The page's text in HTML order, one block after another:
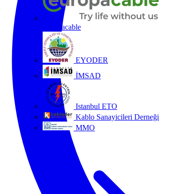
Europacable
EYODER
İMSAD
Istanbul ETO
Kablo Sanayicileri Derneği
MMO